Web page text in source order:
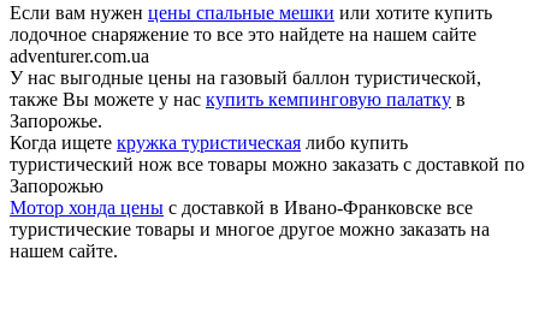
Если вам нужен цены спальные мешки или хотите купить
лодочное снаряжение то все это найдете на нашем сайте
adventurer.com.ua
У нас выгодные цены на газовый баллон туристической,
также Вы можете у нас купить кемпинговую палатку в
Запорожье.
Когда ищете кружка туристическая либо купить
туристический нож все товары можно заказать с доставкой по
Запорожью
Мотор хонда цены с доставкой в Ивано-Франковске все
туристические товары и многое другое можно заказать на
нашем сайте.